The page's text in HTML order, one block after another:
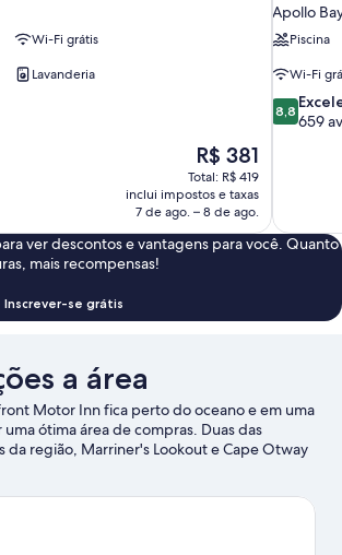
Wi-Fi grátis
Lavanderia
O
preço
é
de
R$ 381
R$ 381
Total: R$ 419
inclui impostos e taxas
7 de ago. – 8 de ago.
Apollo
Piscina
Wi-Fi
8.8
de
8,8
659
ver descontos e vantagens para você. Quanto
mais recompensas!
Inscrever-se grátis
a área
Motor Inn fica perto do oceano e em uma
ótima área de compras. Duas das
da região, Marriner's Lookout e Cape Otway
muito procurados pelos visitantes, que
Redwoods Otways. Otway Fly Treetop